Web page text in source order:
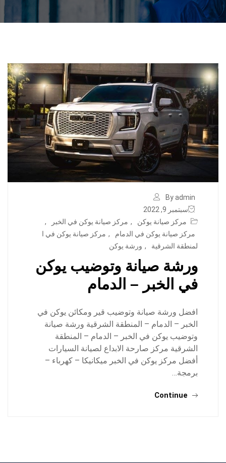
By admin
سبتمبر 9, 2022
مركز صيانة يوكن
, مركز صيانة يوكن في الخبر
,
مركز صيانة يوكن في الدمام
, مركز صيانة يوكن في ا
لمنطقة الشرقية
, ورشة يوكن
ورشة صيانة وتوضيب يوكن
في الخبر – الدمام
افضل ورشة صيانة وتوضيب قير ومكائن يوكن في
الخبر – الدمام – المنطقة الشرقية ورشة صيانة
وتوضيب يوكن في الخبر – الدمام – المنطقة
الشرقية مركز صارحة الابداع لصيانة السيارات
أفضل مركز يوكن في الخبر ميكانيكا – كهرباء –
برمجة…
Continue